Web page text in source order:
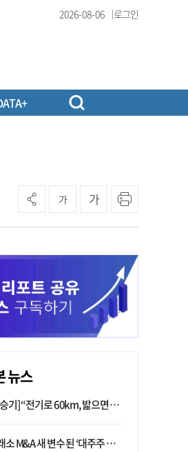
2026-08-06 로그인
가 가
뉴스
“전기로 60km, 밟으면 462마력”…볼보 XC60 T8의 두 얼굴
새 변수 된 ‘대주주 심사’…네이버·두나무 결합도 영향권